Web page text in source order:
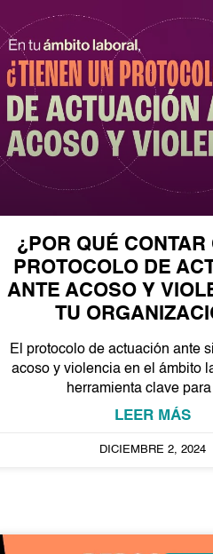
¿POR QUÉ CONTAR
PROTOCOLO DE
ANTE ACOSO Y
TU
El protocolo de actuación ante
acoso y violencia en el ámbito
herramienta clave
LEER MÁS
DICIEMBRE 2, 2024